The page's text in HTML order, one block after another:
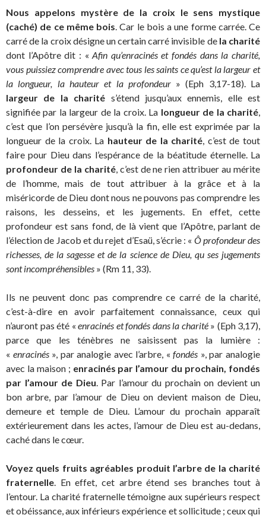
Nous appelons mystère de la croix le sens mystique
(caché) de ce même bois. Car le bois a une forme carrée. Ce
carré de la croix désigne un certain carré invisible de la charité
dont l’Apôtre dit : «Afin qu’enracinés et fondés dans la charité,
vous puissiez comprendre avec tous les saints ce qu’est la largeur et
la longueur, la hauteur et la profondeur» (Eph 3,17-18). La
largeur de la charité s’étend jusqu’aux ennemis, elle est
signifiée par la largeur de la croix. La longueur de la charité,
c’est que l’on persévère jusqu’à la fin, elle est exprimée par la
longueur de la croix. La hauteur de la charité, c’est de tout
faire pour Dieu dans l’espérance de la béatitude éternelle. La
profondeur de la charité, c’est de ne rien attribuer au mérite
de l’homme, mais de tout attribuer à la grâce et à la
miséricorde de Dieu dont nous ne pouvons pas comprendre les
raisons, les desseins, et les jugements. En effet, cette
profondeur est sans fond, de là vient que l’Apôtre, parlant de
l’élection de Jacob et du rejet d’Esaü, s’écrie : « Ô profondeur des
richesses, de la sagesse et de la science de Dieu, qu ses jugements
sont incompréhensibles » (Rm 11, 33).
Ils ne peuvent donc pas comprendre ce carré de la charité,
c’est-à-dire en avoir parfaitement connaissance, ceux qui
n’auront pas été « enracinés et fondés dans la charité» (Eph 3,17),
parce que les ténèbres ne saisissent pas la lumière :
« enracinés», par analogie avec l’arbre, «fondés », par analogie
avec la maison ; enracinés par l’amour du prochain, fondés
par l’amour de Dieu. Par l’amour du prochain on devient un
bon arbre, par l’amour de Dieu on devient maison de Dieu,
demeure et temple de Dieu. L’amour du prochain apparaît
extérieurement dans les actes, l’amour de Dieu est au-dedans,
caché dans le cœur.
Voyez quels fruits agréables produit l’arbre de la charité
fraternelle. En effet, cet arbre étend ses branches tout à
l’entour. La charité fraternelle témoigne aux supérieurs respect
et obéissance, aux inférieurs expérience et sollicitude ; ceux qui